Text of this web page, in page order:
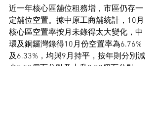
近一年核心區舖位租務增，市區仍存一
定舖位空置。據中原工商舖統計，10月
核心區空置率按月未錄得太大變化，中
環及銅鑼灣錄得10月份空置率為6.76%
及6.33%，均與9月持平，按年則分別減
少0.53個百分點及上升0.39個百分點。